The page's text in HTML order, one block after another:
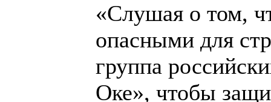
«Слушая о том,
опасными для
группа
Оке», чтобы